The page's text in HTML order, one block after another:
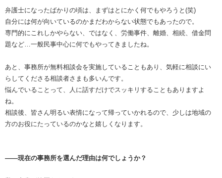
弁護士になったばかりの頃は、まずはとにかく何でもやろうと(笑)
自分には何が向いているのかまだわからない状態でもあったので。
専門的にこれしかやらない、ではなく、労働事件、離婚、相続、借金問
題など…一般民事中心に何でもやってきましたね。
あと、事務所が無料相談会を実施していることもあり、気軽に相談にい
らしてくださる相談者さまも多いんです。
悩んでいることって、人に話すだけでスッキリすることもありますよ
ね。
相談後、皆さん明るい表情になって帰っていかれるので、少しは地域の
方のお役にたっているのかなと嬉しくなります。
――現在の事務所を選んだ理由は何でしょうか？